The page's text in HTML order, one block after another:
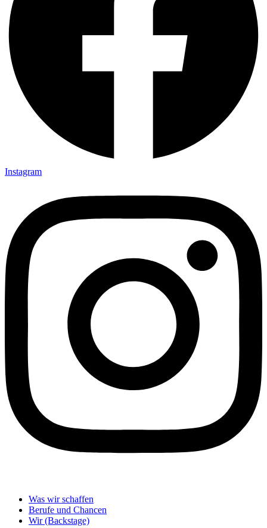
Instagram
Was wir schaffen
Berufe und Chancen
Wir (Backstage)